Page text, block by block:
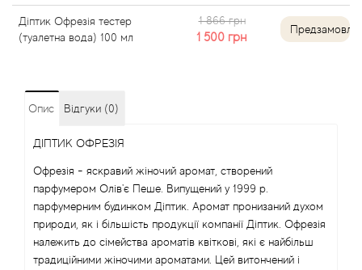
Діптик Офрезія тестер
(туалетна вода) 100 мл
1 866 грн
1 500 грн
Опис Відгуки (0)
ДІПТИК ОФРЕЗІЯ
Офрезія - яскравий жіночий аромат, створений
парфумером Олів'є Пеше. Випущений у 1999 р.
парфумерним будинком Діптик. Аромат пронизаний духом
природи, як і більшість продукції компанії Діптик. Офрезія
належить до сімейства ароматів квіткові, які є найбільш
традиційними жіночими ароматами. Цей витончений і
Al Jazeera
Alexander McQueen
Alexandre J
Alfred Dunhill
Alyson Oldoini